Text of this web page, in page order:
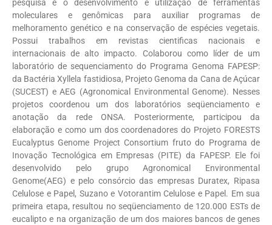
pesquisa é o desenvolvimento e utilização de ferramentas
moleculares e genômicas para auxiliar programas de
melhoramento genético e na conservação de espécies vegetais.
Possui trabalhos em revistas cientificas nacionais e
internacionais de alto impacto. Colaborou como líder de um
laboratório de sequenciamento do Programa Genoma FAPESP:
da Bactéria Xyllela fastidiosa, Projeto Genoma da Cana de Açúcar
(SUCEST) e AEG (Agronomical Environmental Genome). Nesses
projetos coordenou um dos laboratórios seqüenciamento e
anotação da rede ONSA. Posteriormente, participou da
elaboração e como um dos coordenadores do Projeto FORESTS
Eucalyptus Genome Project Consortium fruto do Programa de
Inovação Tecnológica em Empresas (PITE) da FAPESP. Ele foi
desenvolvido pelo grupo Agronomical Environmental
Genome(AEG) e pelo consórcio das empresas Duratex, Ripasa
Celulose e Papel, Suzano e Votorantim Celulose e Papel. Em sua
primeira etapa, resultou no seqüenciamento de 120.000 ESTs de
eucalipto e na organização de um dos maiores bancos de genes